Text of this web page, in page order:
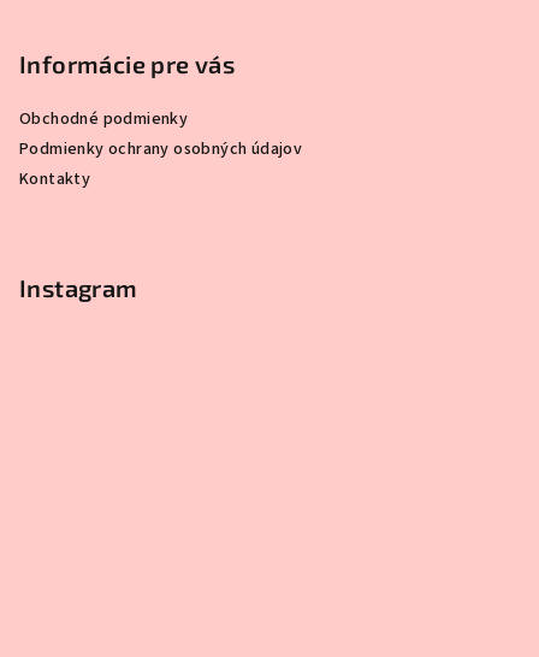
Informácie pre vás
Obchodné podmienky
Podmienky ochrany osobných údajov
Kontakty
Instagram